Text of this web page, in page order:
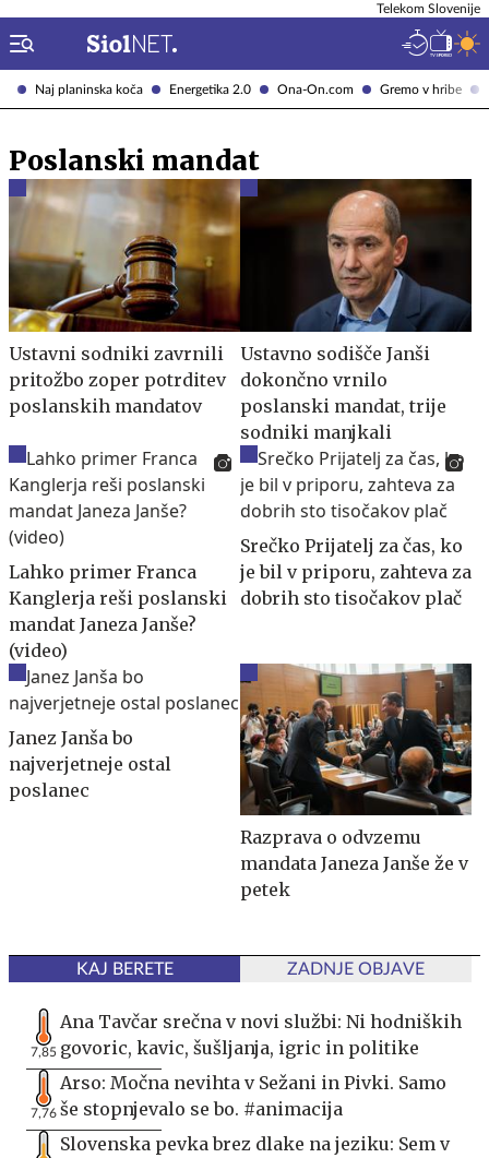
Naj planinska koča Energetika 2.0 Ona-On.com Gremo v hribe
Telekom Slovenije
Poslanski mandat
Ustavni sodniki zavrnili
pritožbo zoper potrditev
poslanskih mandatov
Ustavno sodišče Janši
dokončno vrnilo
poslanski mandat, trije
sodniki manjkali
Lahko primer Franca
Kanglerja reši poslanski
mandat Janeza Janše?
(video)
Srečko Prijatelj za čas, ko
je bil v priporu, zahteva za
dobrih sto tisočakov plač
Janez Janša bo
najverjetneje ostal
poslanec
Razprava o odvzemu
mandata Janeza Janše že v
petek
KAJ BERETE ZADNJE OBJAVE
7,85
Ana Tavčar srečna v novi službi: Ni hodniških
govoric, kavic, šušljanja, igric in politike
7,76
Arso: Močna nevihta v Sežani in Pivki. Samo
še stopnjevalo se bo. #animacija
Slovenska pevka brez dlake na jeziku: Sem v